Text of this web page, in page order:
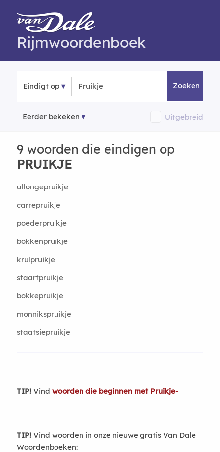
Rijmwoordenboek
Eindigt op Zoeken
Eerder bekeken Uitgebreid
9 woorden die eindigen op
PRUIKJE
allongepruikje
carrepruikje
poederpruikje
bokkenpruikje
krulpruikje
staartpruikje
bokkepruikje
monnikspruikje
staatsiepruikje
TIP!Vind woorden die beginnen met Pruikje-
TIP!Vind woorden in onze nieuwe gratis Van Dale
Woordenboeken: